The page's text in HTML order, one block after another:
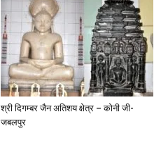
श्री दिगम्बर जैन अतिशय क्षेत्र – कोनी जी-
जबलपुर